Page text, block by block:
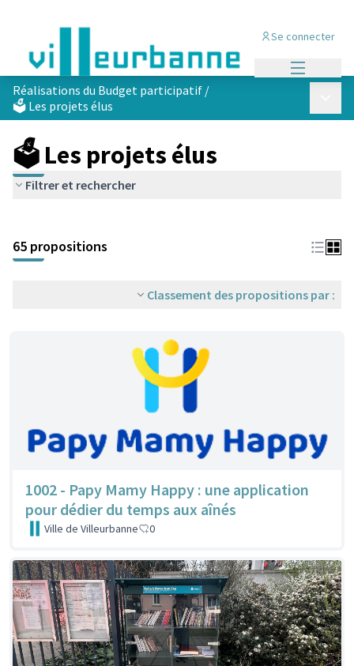
Se connecter
Réalisations du Budget participatif /
🗳️ Les projets élus
🗳️ Les projets élus
Filtrer et rechercher
+
−
65 propositions
Classement des propositions par :
1002 - Papy Mamy Happy : une application
pour dédier du temps aux aînés
Ville de Villeurbanne 0